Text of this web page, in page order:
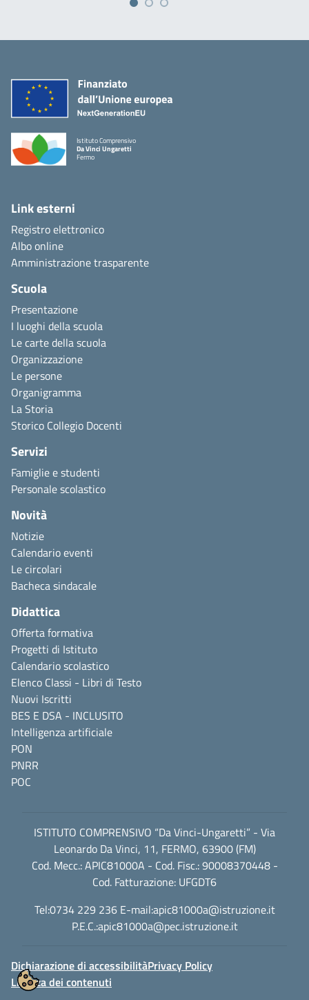
Istituto Comprensivo
Da Vinci Ungaretti
Fermo
Link esterni
Registro elettronico
Albo online
Amministrazione trasparente
Scuola
Presentazione
I luoghi della scuola
Le carte della scuola
Organizzazione
Le persone
Organigramma
La Storia
Storico Collegio Docenti
Servizi
Famiglie e studenti
Personale scolastico
Novità
Notizie
Calendario eventi
Le circolari
Bacheca sindacale
Didattica
Offerta formativa
Progetti di Istituto
Calendario scolastico
Elenco Classi - Libri di Testo
Nuovi Iscritti
BES E DSA - INCLUSITO
Intelligenza artificiale
PON
PNRR
POC
ISTITUTO COMPRENSIVO “Da Vinci-Ungaretti” - Via
Leonardo Da Vinci, 11, FERMO, 63900 (FM)
Cod. Mecc.: APIC81000A - Cod. Fisc.: 90008370448 -
Cod. Fatturazione: UFGDT6
Tel:0734 229 236 E-mail:apic81000a@istruzione.it
P.E.C.:apic81000a@pec.istruzione.it
Dichiarazione di accessibilitàPrivacy Policy
Licenza dei contenuti